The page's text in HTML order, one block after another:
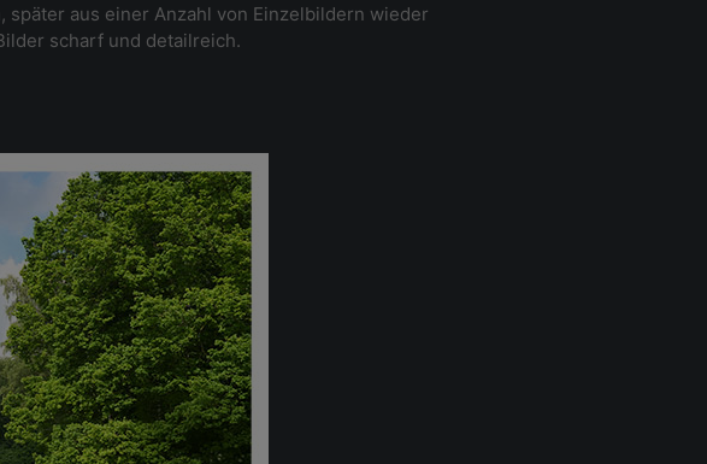
aus einer Anzahl von Einzelbildern wieder
scharf und detailreich.